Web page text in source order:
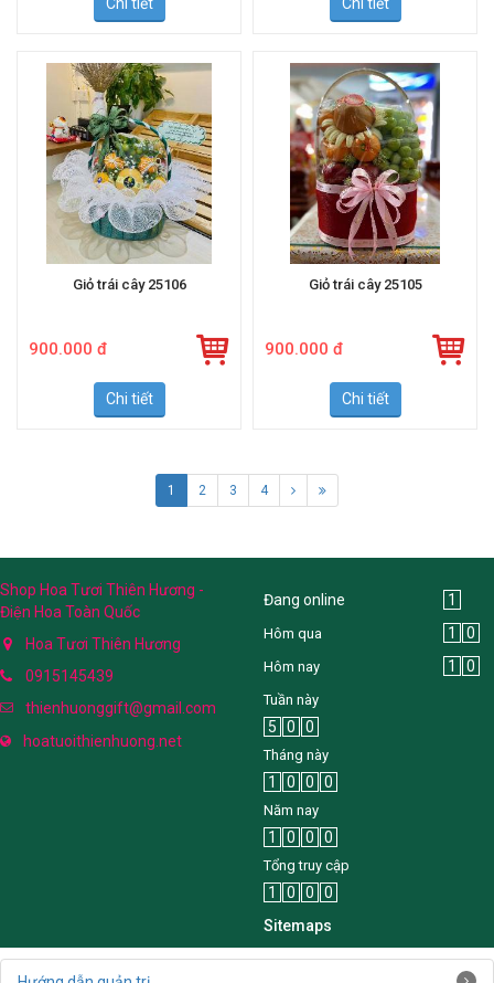
Giỏ trái cây 25106
900.000 đ
Chi tiết
Giỏ trái cây 25105
900.000 đ
Chi tiết
1 2 3 4
Shop Hoa Tươi Thiên Hương -
Điện Hoa Toàn Quốc
Hoa Tươi Thiên Hương
0915145439
thienhuonggift@gmail.com
hoatuoithienhuong.net
Đang online 1
Hôm qua 1 0
Hôm nay 1 0
Tuần này
5 0 0
Tháng này
1 0 0 0
Năm nay
1 0 0 0
Tổng truy cập
1 0 0
0
Sitemaps